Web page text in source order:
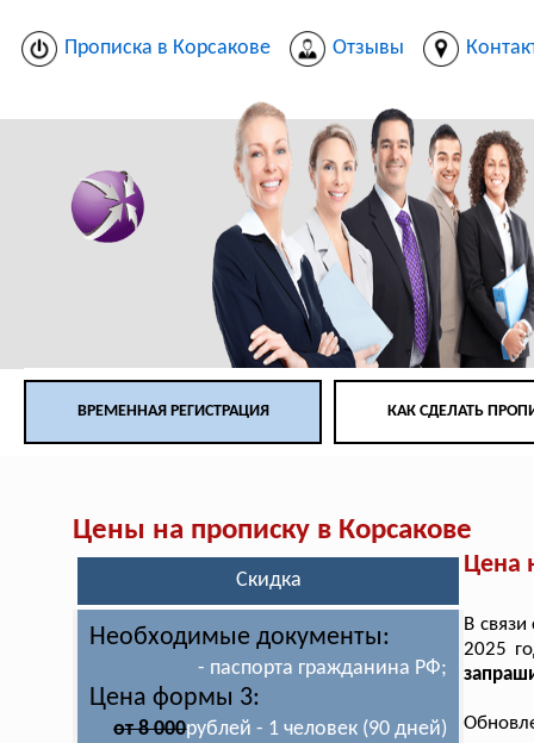
Прописка в Корсакове Отзывы
ВРЕМЕННАЯ РЕГИСТРАЦИЯ КАК СДЕЛАТЬ
Цены на прописку в Корсакове
Скидка
Необходимые документы:
- паспорта гражданина РФ;
Цена формы 3:
от 8 000рублей - 1 человек (90 дней)
Цена
В
2025